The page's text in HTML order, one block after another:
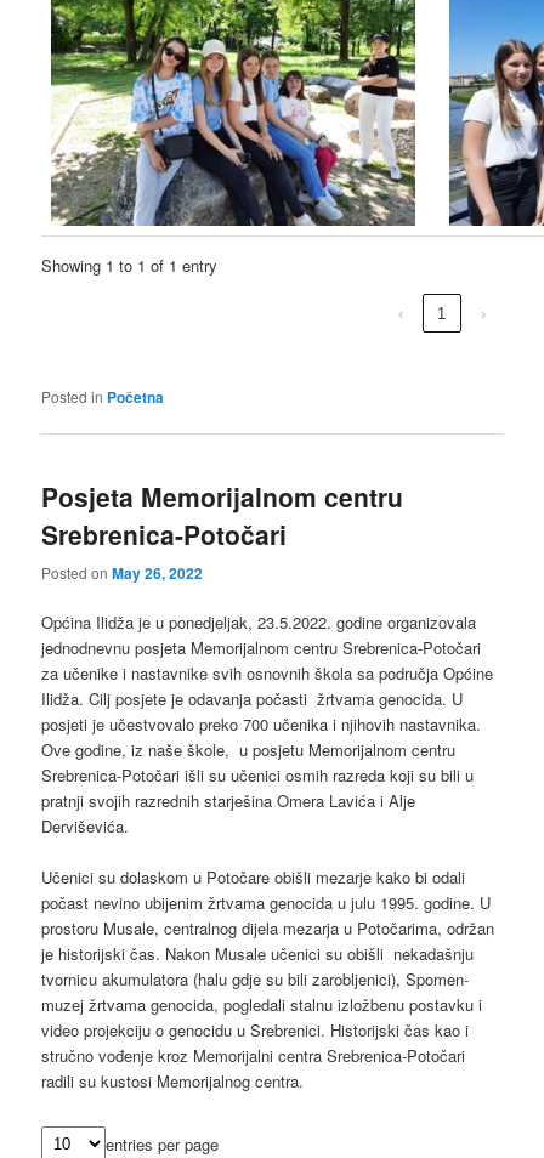
Showing 1 to 1 of 1 entry
‹ 1 ›
Posted in Početna
Posjeta Memorijalnom centru
Srebrenica-Potočari
Posted onMay 26, 2022
Općina Ilidža je u ponedjeljak, 23.5.2022. godine organizovala
jednodnevnu posjeta Memorijalnom centru Srebrenica-Potočari
za učenike i nastavnike svih osnovnih škola sa područja Općine
Ilidža. Cilj posjete je odavanja počasti žrtvama genocida. U
posjeti je učestvovalo preko 700 učenika i njihovih nastavnika.
Ove godine, iz naše škole, u posjetu Memorijalnom centru
Srebrenica-Potočari išli su učenici osmih razreda koji su bili u
pratnji svojih razrednih starješina Omera Lavića i Alje
Derviševića.
Učenici su dolaskom u Potočare obišli mezarje kako bi odali
počast nevino ubijenim žrtvama genocida u julu 1995. godine. U
prostoru Musale, centralnog dijela mezarja u Potočarima, održan
je historijski čas. Nakon Musale učenici su obišli nekadašnju
tvornicu akumulatora (halu gdje su bili zarobljenici), Spomen-
muzej žrtvama genocida, pogledali stalnu izložbenu postavku i
video projekciju o genocidu u Srebrenici. Historijski čas kao i
stručno vođenje kroz Memorijalni centra Srebrenica-Potočari
radili su kustosi Memorijalnog centra.
entries per page